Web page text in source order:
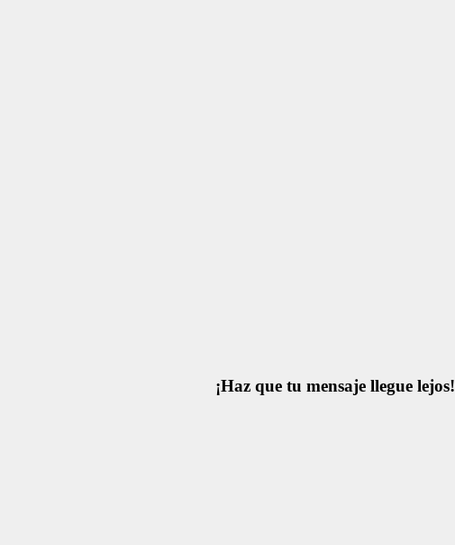
¡Haz que tu mensaje llegue lejos!